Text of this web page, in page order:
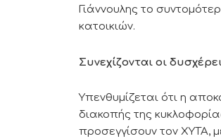
Γιάννουλης το
κατοικιών.
Συνεχίζονται οι
Υπενθυμίζεται ότι η
διακοπής της
προσεγγίσουν τον ΧΥΤΑ,